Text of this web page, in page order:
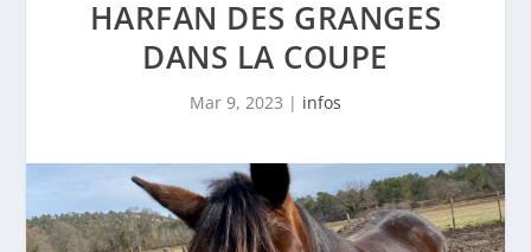
HARFAN DES GRANGES
DANS LA COUPE
Mar 9, 2023 | infos